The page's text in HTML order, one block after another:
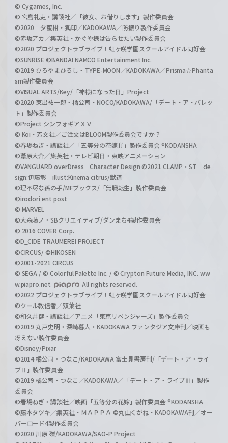
© Cygames, Inc.
© 宮島礼吏・講談社／「彼女、お借りします」製作委員会
©2020 夕蜜柑・狐印／KADOKAWA／防振り製作委員会
©赤坂アカ／集英社・かぐや様は告らせたい製作委員会
©2020 プロジェクトラブライブ！虹ヶ咲学園スクールアイドル同好会
©SUNRISE ©BANDAI NAMCO Entertainment Inc.
©2019 ひろやまひろし・TYPE-MOON／KADOKAWA／Prisma☆Phanta
sm製作委員会
©VISUAL ARTS/Key/「神様になった日」Project
©2020 東出祐一郎・橘公司・NOCO/KADOKAWA/「デート・ア・バレッ
ト」製作委員会
©Project シンフォギアＸＶ
© Koi・芳文社／ご注文はBLOOM製作委員会ですか？
©春場ねぎ・講談社／「五等分の花嫁∬」製作委員会 ®KODANSHA
©葦原大介／集英社・テレビ朝日・東映アニメーション
©VANGUARD overDress Character Design ©2021 CLAMP・ST de
sign:伊藤彰 illust:Kinema citrus/獣道
©理不尽な孫の手/MFブックス/「無職転生」製作委員会
©irodori ent post
© MARVEL
©大森藤ノ・SBクリエイティブ/ダンまち4製作委員会
© 2016 COVER Corp.
©D_CIDE TRAUMEREI PROJECT
©CIRCUS/ ©HIKOSEN
©2001-2021 CIRCUS
© SEGA / © Colorful Palette Inc. / © Crypton Future Media, INC. ww
w.piapro.net
All rights reserved.
©2022 プロジェクトラブライブ！虹ヶ咲学園スクールアイドル同好会
©クール教信者／双葉社
©和久井健・講談社／アニメ「東京リベンジャーズ」製作委員会
©2019 丸戸史明・深崎暮人・KADOKAWA ファンタジア文庫刊／映画も
冴えない製作委員会
©Disney/Pixar
©2014 橘公司・つなこ/KADOKAWA 富士見書房刊/「デート・ア・ライ
ブⅡ」製作委員会
©2019 橘公司・つなこ／KADOKAWA／「デート・ア・ライブⅢ」製作
委員会
©春場ねぎ・講談社／映画「五等分の花嫁」製作委員会 ®KODANSHA
©藤本タツキ／集英社・ＭＡＰＰＡ ©丸山くがね・KADOKAWA刊／オー
バーロード4製作委員会
©2020 川原 礫/KADOKAWA/SAO-P Project